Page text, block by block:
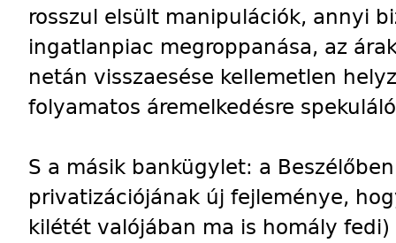
rosszul elsült manipulációk, annyi
ingatlanpiac megroppanása, az
netán visszaesése kellemetlen
folyamatos áremelkedésre
S a másik bankügylet: a
privatizációjának új fejleménye,
kilétét valójában ma is homály